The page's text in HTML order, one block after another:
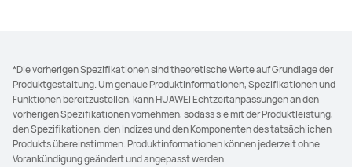
*Die vorherigen Spezifikationen sind theoretische Werte auf Grundlage der
Produktgestaltung. Um genaue Produktinformationen, Spezifikationen und
Funktionen bereitzustellen, kann HUAWEI Echtzeitanpassungen an den
vorherigen Spezifikationen vornehmen, sodass sie mit der Produktleistung,
den Spezifikationen, den Indizes und den Komponenten des tatsächlichen
Produkts übereinstimmen. Produktinformationen können jederzeit ohne
Vorankündigung geändert und angepasst werden.